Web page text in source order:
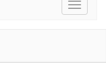
Toggle